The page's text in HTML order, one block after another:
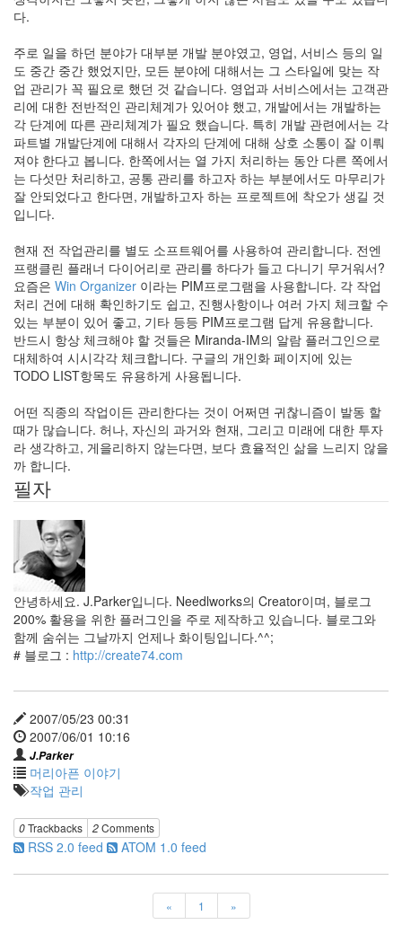
다.
주로 일을 하던 분야가 대부분 개발 분야였고, 영업, 서비스 등의 일
도 중간 중간 했었지만, 모든 분야에 대해서는 그 스타일에 맞는 작
업 관리가 꼭 필요로 했던 것 같습니다. 영업과 서비스에서는 고객관
리에 대한 전반적인 관리체계가 있어야 했고, 개발에서는 개발하는
각 단계에 따른 관리체계가 필요 했습니다. 특히 개발 관련에서는 각
파트별 개발단계에 대해서 각자의 단계에 대해 상호 소통이 잘 이뤄
져야 한다고 봅니다. 한쪽에서는 열 가지 처리하는 동안 다른 쪽에서
는 다섯만 처리하고, 공통 관리를 하고자 하는 부분에서도 마무리가
잘 안되었다고 한다면, 개발하고자 하는 프로젝트에 착오가 생길 것
입니다.
현재 전 작업관리를 별도 소프트웨어를 사용하여 관리합니다. 전엔
프랭클린 플래너 다이어리로 관리를 하다가 들고 다니기 무거워서?
요즘은 Win Organizer 이라는 PIM프로그램을 사용합니다. 각 작업
처리 건에 대해 확인하기도 쉽고, 진행사항이나 여러 가지 체크할 수
있는 부분이 있어 좋고, 기타 등등 PIM프로그램 답게 유용합니다.
반드시 항상 체크해야 할 것들은 Miranda-IM의 알람 플러그인으로
대체하여 시시각각 체크합니다. 구글의 개인화 페이지에 있는
TODO LIST항목도 유용하게 사용됩니다.
어떤 직종의 작업이든 관리한다는 것이 어쩌면 귀찮니즘이 발동 할
때가 많습니다. 허나, 자신의 과거와 현재, 그리고 미래에 대한 투자
라 생각하고, 게을리하지 않는다면, 보다 효율적인 삶을 느리지 않을
까 합니다.
필자
안녕하세요. J.Parker입니다. Needlworks의 Creator이며, 블로그
200% 활용을 위한 플러그인을 주로 제작하고 있습니다. 블로그와
함께 숨쉬는 그날까지 언제나 화이팅입니다.^^;
# 블로그 : http://create74.com
2007/05/23 00:31
2007/06/01 10:16
J.Parker
머리아픈 이야기
작업 관리
0Trackbacks 2Comments
RSS 2.0 feed ATOM 1.0 feed
« 1 »
반
비
시
컴
터
data
PHP
장
말
웹
표
준
픈
프
젝
트
장
향
정
오
픈
스
User
Interface
바
고
관
념
history
건
의
시
밴